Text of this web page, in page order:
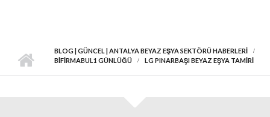
BLOG | GÜNCEL | ANTALYA BEYAZ EŞYA SEKTÖRÜ HABERLERI
BIFIRMABUL1 GÜNLÜĞÜ
LG PINARBAŞI BEYAZ EŞYA TAMIRI